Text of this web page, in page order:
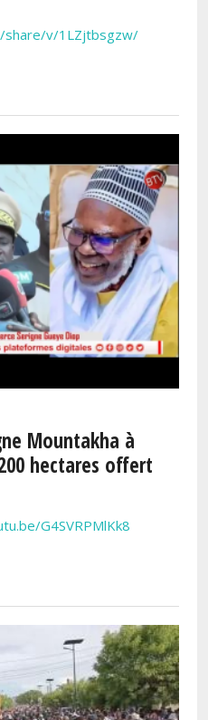
share/v/1LZjtbsgzw/
Mountakha à
hectares offert
G4SVRPMlKk8